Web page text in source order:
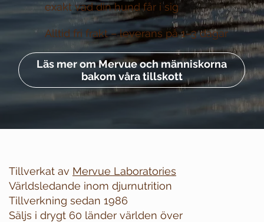
Läs mer om Mervue och människorna
bakom våra tillskott
exakt vad din hund får i sig
Alltid fri frakt –leverans på 1–3 dagar
Tillverkat av Mervue Laboratories
Världsledande inom djurnutrition
Tillverkning sedan 1986
Säljs i drygt 60 länder världen över